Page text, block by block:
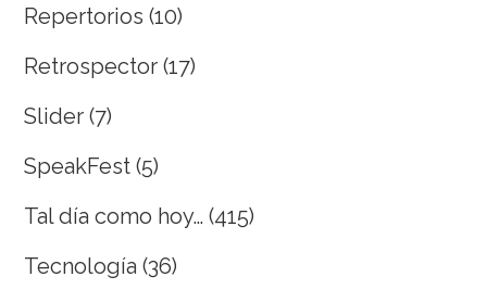
Repertorios (10)
Retrospector (17)
Slider (7)
SpeakFest (5)
Tal día como hoy… (415)
Tecnología (36)